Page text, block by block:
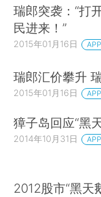
瑞郎突袭：“打
民进来！”
2015年01月16日
瑞郎汇价攀升
2015年01月16日
獐子岛回应“黑
2014年10月31日
2012股市“黑天